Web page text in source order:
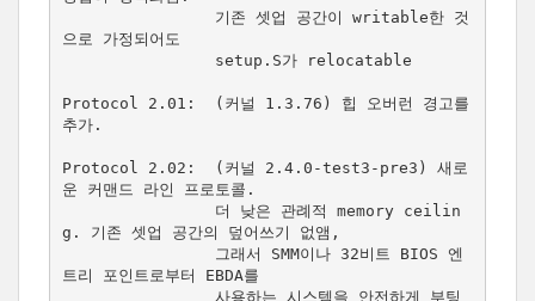
으로 가정되어도
Protocol 2.01:  (커널 1.3.76) 힙 오버런 경고를
추가.
Protocol 2.02:  (커널 2.4.0-test3-pre3) 새로
운 커맨드 라인 프로토콜.
g. 기존 셋업 공간의 덮어쓰기 없앰,
트리 포인트로부터 EBDA를